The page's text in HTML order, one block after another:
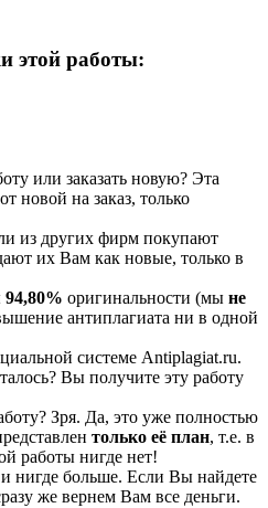
этой работы:
или заказать новую? Эта
новой на заказ, только
из других фирм покупают
их Вам как новые, только в
94,80% оригинальности (мы не
антиплагиата ни в одной
системе Аntiplagiat.ru.
Вы получите эту работу
Зря. Да, это уже полностью
только её план, т.е. в
работы нигде нет!
и нигде больше. Если Вы найдете
же вернем Вам все деньги.